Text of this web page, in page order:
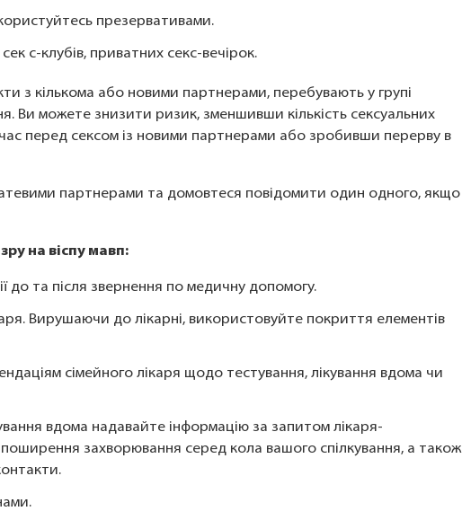
презервативами.
с-клубів, приватних секс-вечірок.
з кількома або новими партнерами, перебувають у групі
Ви можете знизити ризик, зменшивши кількість сексуальних
перед сексом із новими партнерами або зробивши перерву в
партнерами та домовтеся повідомити один одного, якщо
на віспу мавп:
до та після звернення по медичну допомогу.
Вирушаючи до лікарні, використовуйте покриття елементів
сімейного лікаря щодо тестування, лікування вдома чи
вдома надавайте інформацію за запитом лікаря-
захворювання серед кола вашого спілкування, а також